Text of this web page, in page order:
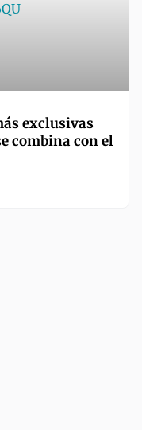
exclusivas
combina con el